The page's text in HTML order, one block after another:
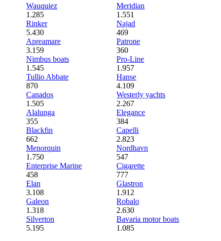
Wauquiez
1.285
Meridian
1.551
Rinker
5.430
Najad
469
Apreamare
3.159
Patrone
360
Nimbus boats
1.545
Pro-Line
1.957
Tullio Abbate
870
Hanse
4.109
Canados
1.505
Westerly yachts
2.267
Alalunga
355
Elegance
384
Blackfin
662
Capelli
2.823
Menorquin
1.750
Nordhavn
547
Enterprise Marine
458
Cigarette
777
Elan
3.108
Glastron
1.912
Galeon
1.318
Robalo
2.630
Silverton
5.195
Bavaria motor boats
1.085